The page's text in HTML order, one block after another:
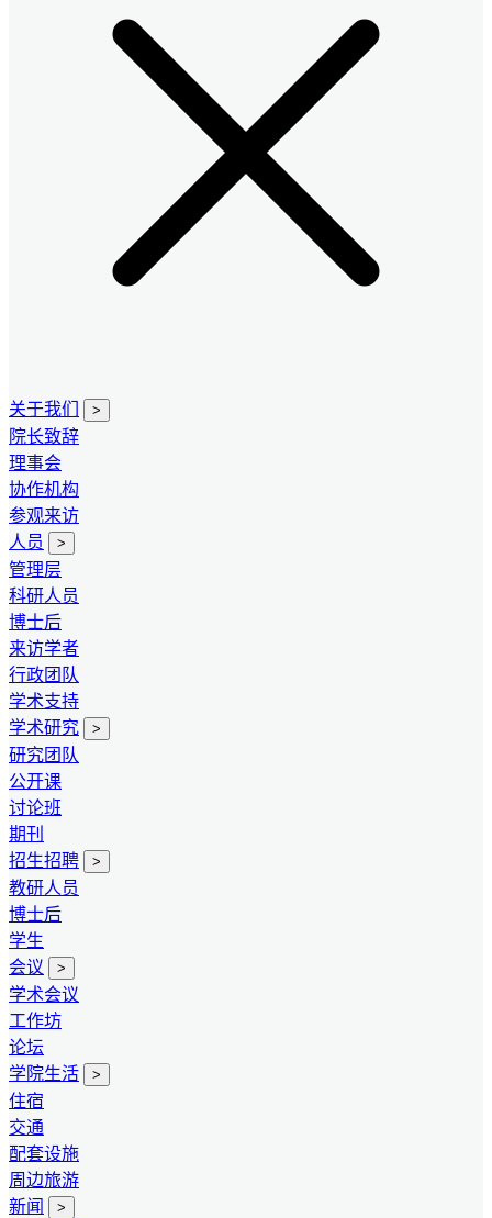
关于我们 >
院长致辞
理事会
协作机构
参观来访
人员
>
管理层
科研人员
博士后
来访学者
行政团队
学术支持
学术研究
>
研究团队
公开课
讨论班
期刊
招生招聘
>
教研人员
博士后
学生
会议
>
学术会议
工作坊
论坛
学院生活
>
住宿
交通
配套设施
周边旅游
新闻
>